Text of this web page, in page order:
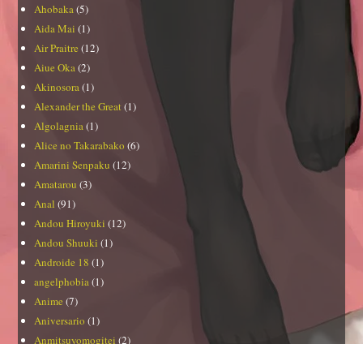
Ahobaka(5)
Aida Mai (1)
Air Praitre (12)
Aiue Oka(2)
Akinosora(1)
Alexander the Great (1)
Algolagnia(1)
Alice no Takarabako (6)
Amarini Senpaku (12)
Amatarou (3)
Anal (91)
Andou Hiroyuki (12)
Andou Shuuki (1)
Androide 18 (1)
angelphobia(1)
Anime (7)
Aniversario (1)
Anmitsuyomogitei (2)